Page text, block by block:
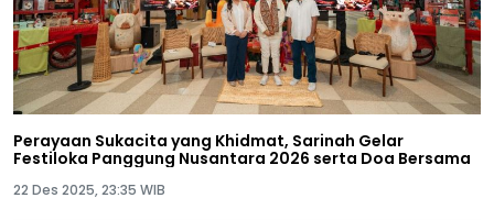
Perayaan Sukacita yang Khidmat, Sarinah Gelar
Festiloka Panggung Nusantara 2026 serta Doa Bersama
22 Des 2025, 23:35 WIB